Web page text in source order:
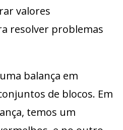
valores
resolver problemas
balança em
de blocos. Em
temos um